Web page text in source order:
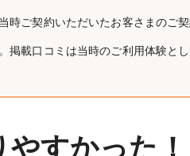
時ご契約いただいたお客さまのご
載口コミは当時のご利用体験とし
すかった！